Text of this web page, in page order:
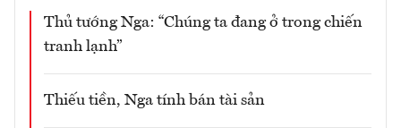
Thủ tướng Nga: “Chúng ta đang ở trong chiến
tranh lạnh”
Thiếu tiền, Nga tính bán tài sản